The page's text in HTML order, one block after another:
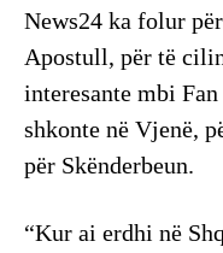
News24 ka folur
Apostull, për të
interesante mbi
shkonte në Vjenë,
për Skënderbeun.
“Kur ai erdhi në